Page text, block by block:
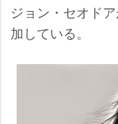
ジョン・セオド
加している。